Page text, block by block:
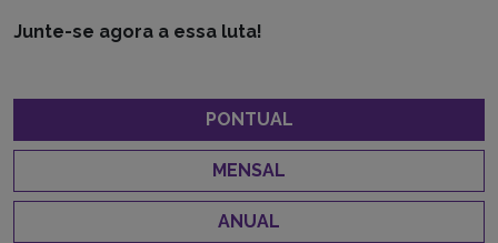
Junte-se agora a essa luta!
PONTUAL
MENSAL
ANUAL